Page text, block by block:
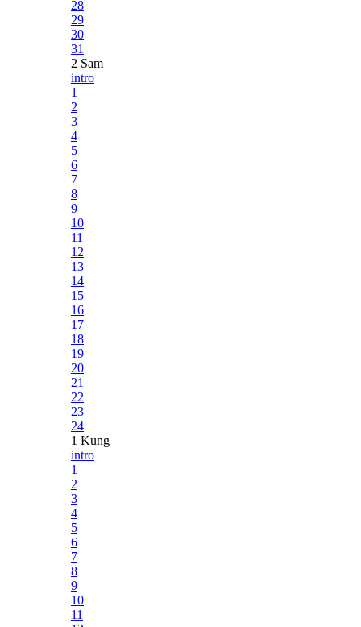
28
29
30
31
2 Sam
intro
1
2
3
4
5
6
7
8
9
10
11
12
13
14
15
16
17
18
19
20
21
22
23
24
1 Kung
intro
1
2
3
4
5
6
7
8
9
10
11